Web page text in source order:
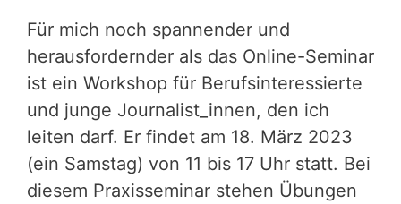
Für mich noch spannender und
herausfordernder als das Online-Seminar
ist ein Workshop für Berufsinteressierte
und junge Journalist_innen, den ich
leiten darf. Er findet am 18. März 2023
(ein Samstag) von 11 bis 17 Uhr statt. Bei
diesem Praxisseminar stehen Übungen